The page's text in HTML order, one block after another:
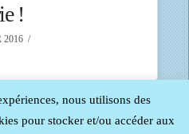
!
2016
nous utilisons des
pour stocker et/ou accéder aux